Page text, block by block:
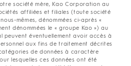
société mère, Kao Corporation au
affiliées et filiales (toute société
mêmes, dénommées ci-après «
dénommées le « groupe Kao ») au
peuvent éventuellement avoir accès à
aux fins de traitement décrites
de données à caractère
lesquelles ces données ont été